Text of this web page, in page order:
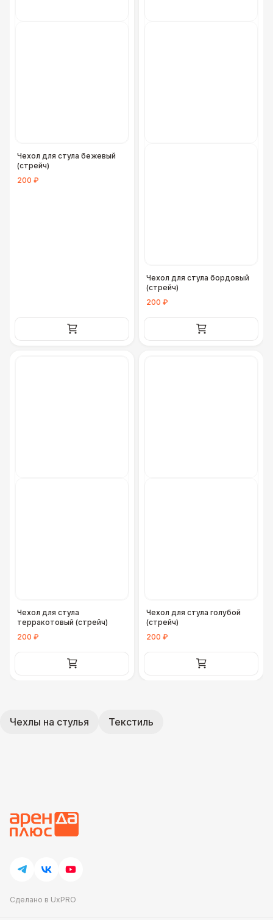
Чехол для стула бежевый
(стрейч)
200 ₽
Чехол для стула бордовый
(стрейч)
200 ₽
Чехол для стула
терракотовый (стрейч)
200 ₽
Чехол для стула голубой
(стрейч)
200 ₽
Чехлы на стулья Текстиль
Сделано в UxPRO